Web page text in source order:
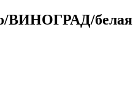
ВИНОГРАД/белая